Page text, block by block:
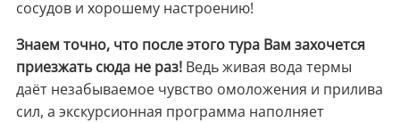
сосудов и хорошему настроению!
Знаем точно, что после этого тура Вам захочется
приезжать сюда не раз!Ведь живая вода термы
даёт незабываемое чувство омоложения и прилива
сил, а экскурсионная программа наполняет